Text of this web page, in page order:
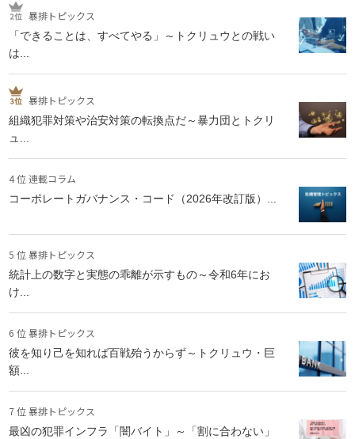
暴排トピックス
「できることは、すべてやる」～トクリュウとの戦い
は...
暴排トピックス
組織犯罪対策や治安対策の転換点だ～暴力団とトクリ
ュ...
4 位 連載コラム
コーポレートガバナンス・コード（2026年改訂版）...
5 位 暴排トピックス
統計上の数字と実態の乖離が示すもの～令和6年にお
け...
6 位 暴排トピックス
彼を知り己を知れば百戦殆うからず～トクリュウ・巨
額...
7 位 暴排トピックス
最凶の犯罪インフラ「闇バイト」～「割に合わない」